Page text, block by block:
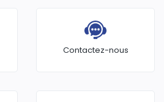
Contactez-nous